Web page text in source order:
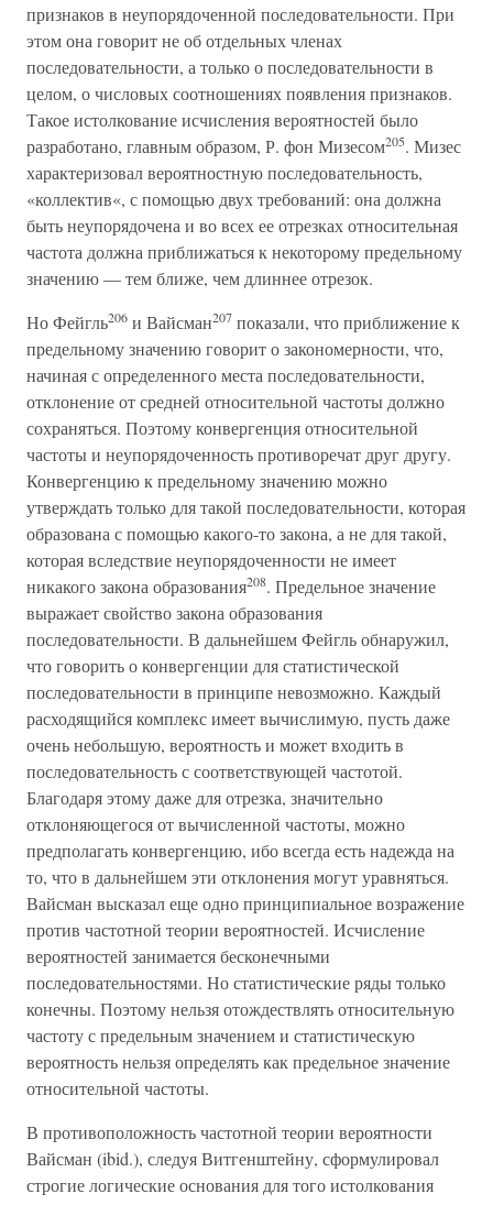
признаков в неупорядоченной последовательности. При
этом она говорит не об отдельных членах
последовательности, а только о последовательности в
целом, о числовых соотношениях появления признаков.
Такое истолкование исчисления вероятностей было
разработано, главным образом, Р. фон Мизесом205. Мизес
характеризовал вероятностную последовательность,
«коллектив«, с помощью двух требований: она должна
быть неупорядочена и во всех ее отрезках относительная
частота должна приближаться к некоторому предельному
значению — тем ближе, чем длиннее отрезок.
Но Фейгль206 и Вайсман207 показали, что приближение к
предельному значению говорит о закономерности, что,
начиная с определенного места последовательности,
отклонение от средней относительной частоты должно
сохраняться. Поэтому конвергенция относительной
частоты и неупорядоченность противоречат друг другу.
Конвергенцию к предельному значению можно
утверждать только для такой последовательности, которая
образована с помощью какого-то закона, а не для такой,
которая вследствие неупорядоченности не имеет
никакого закона образования208. Предельное значение
выражает свойство закона образования
последовательности. В дальнейшем Фейгль обнаружил,
что говорить о конвергенции для статистической
последовательности в принципе невозможно. Каждый
расходящийся комплекс имеет вычислимую, пусть даже
очень небольшую, вероятность и может входить в
последовательность с соответствующей частотой.
Благодаря этому даже для отрезка, значительно
отклоняющегося от вычисленной частоты, можно
предполагать конвергенцию, ибо всегда есть надежда на
то, что в дальнейшем эти отклонения могут уравняться.
Вайсман высказал еще одно принципиальное возражение
против частотной теории вероятностей. Исчисление
вероятностей занимается бесконечными
последовательностями. Но статистические ряды только
конечны. Поэтому нельзя отождествлять относительную
частоту с предельным значением и статистическую
вероятность нельзя определять как предельное значение
относительной частоты.
В противоположность частотной теории вероятности
Вайсман (ibid.), следуя Витгенштейну, сформулировал
строгие логические основания для того истолкования